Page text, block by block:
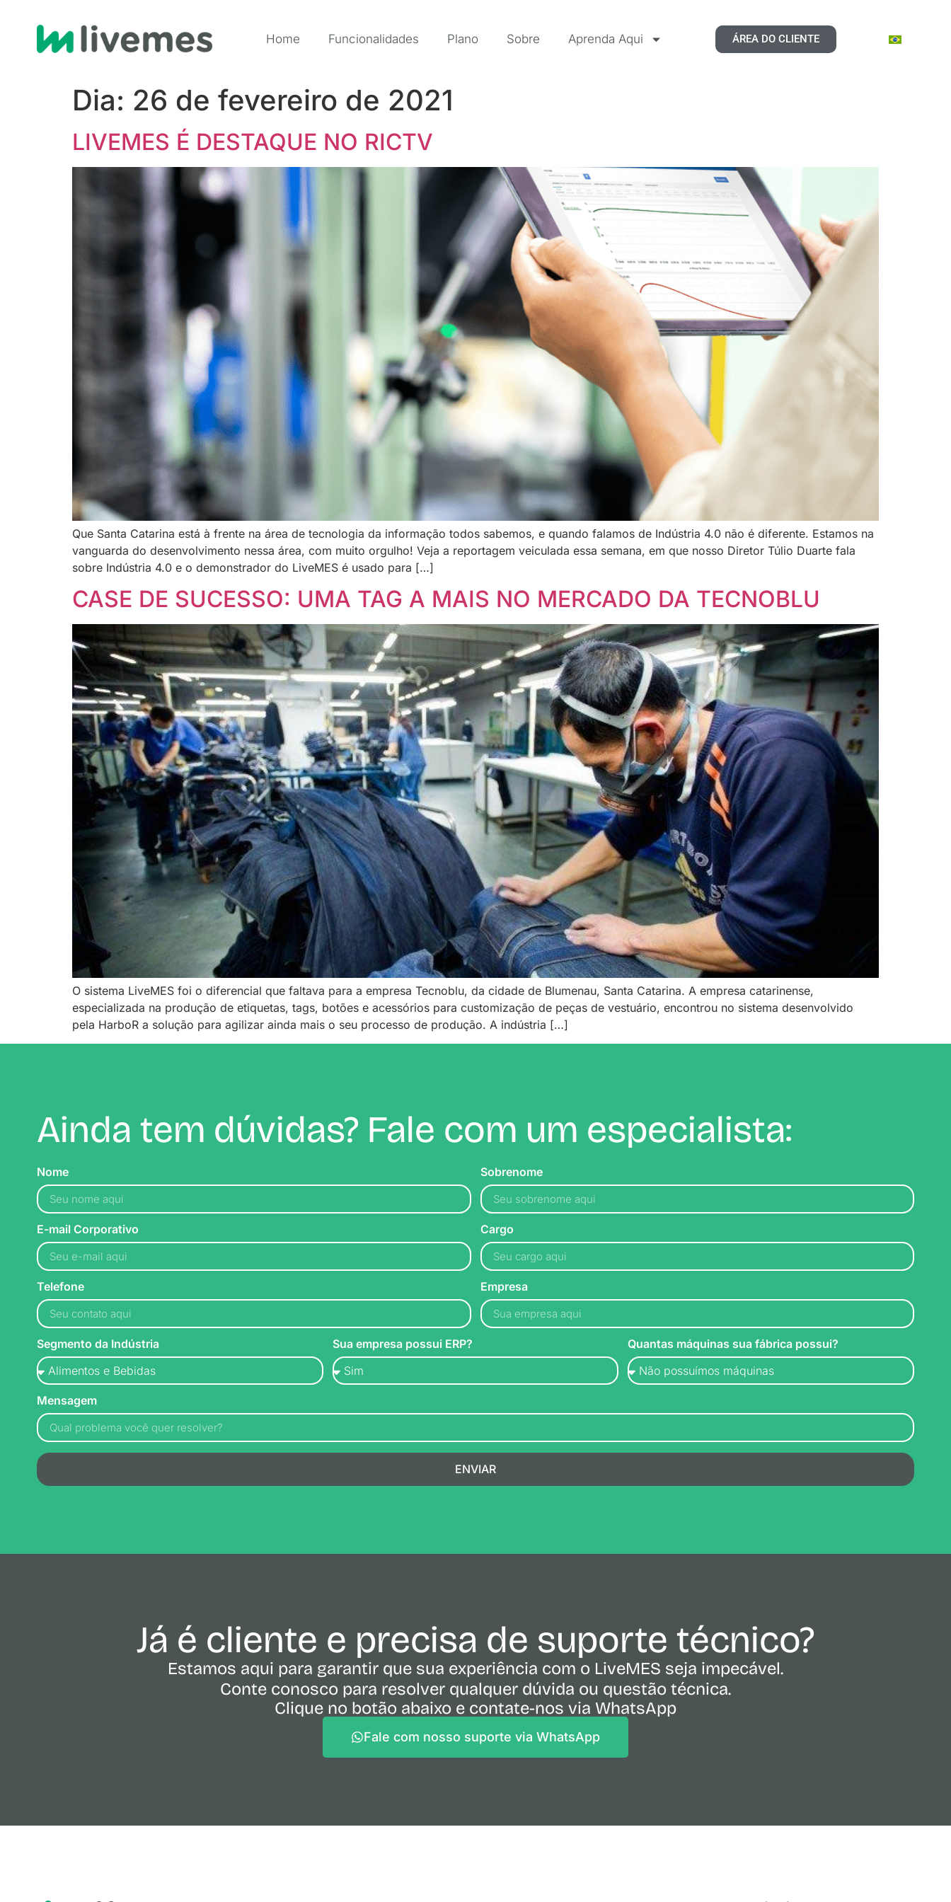
Home Funcionalidades Plano Sobre Aprenda Aqui ÁREA DO CLIENTE
Dia: 26 de fevereiro de 2021
LIVEMES É DESTAQUE NO RICTV
Que Santa Catarina está à frente na área de tecnologia da informação todos sabemos, e quando falamos de Indústria 4.0 não é diferente. Estamos na
vanguarda do desenvolvimento nessa área, com muito orgulho! Veja a reportagem veiculada essa semana, em que nosso Diretor Túlio Duarte fala
sobre Indústria 4.0 e o demonstrador do LiveMES é usado para […]
CASE DE SUCESSO: UMA TAG A MAIS NO MERCADO DA TECNOBLU
O sistema LiveMES foi o diferencial que faltava para a empresa Tecnoblu, da cidade de Blumenau, Santa Catarina. A empresa catarinense,
especializada na produção de etiquetas, tags, botões e acessórios para customização de peças de vestuário, encontrou no sistema desenvolvido
pela HarboR a solução para agilizar ainda mais o seu processo de produção. A indústria […]
Ainda tem dúvidas? Fale com um especialista:
Nome Sobrenome
E-mail Corporativo Cargo
Telefone Empresa
Segmento da Indústria Sua empresa possui ERP? Quantas máquinas sua fábrica possui?
Mensagem
ENVIAR
Já é cliente e precisa de suporte técnico?
Estamos aqui para garantir que sua experiência com o LiveMES seja impecável.
Conte conosco para resolver qualquer dúvida ou questão técnica.
Clique no botão abaixo e contate-nos via WhatsApp
Fale com nosso suporte via WhatsApp